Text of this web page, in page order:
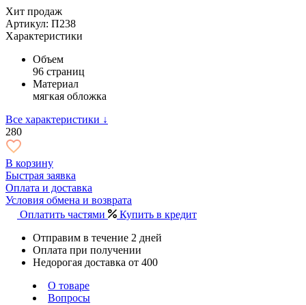
Хит продаж
Артикул: П238
Характеристики
Объем
96 страниц
Материал
мягкая обложка
Все характеристики ↓
280
В корзину
Быстрая заявка
Оплата и доставка
Условия обмена и возврата
Оплатить частями
Купить в кредит
Отправим в течение 2 дней
Оплата при получении
Недорогая доставка от 400
О товаре
Вопросы